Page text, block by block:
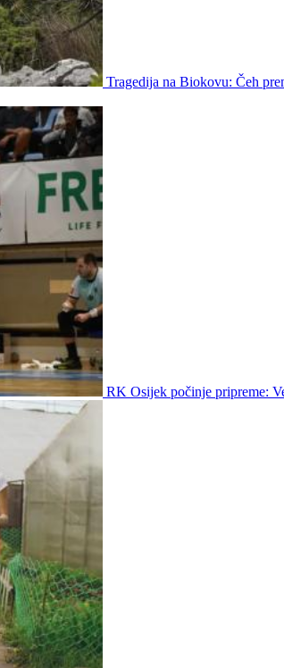
Tragedija na Biokovu: Čeh
RK Osijek počinje pripreme: